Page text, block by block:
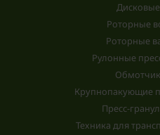
Роторные
Роторные
Рулонные
Крупнопакующие
Пресс-
Техника для